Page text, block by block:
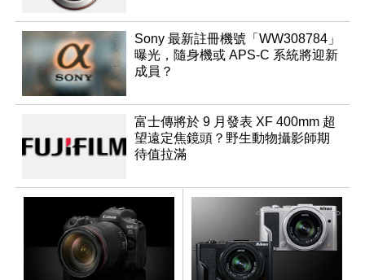
Sony 最新註冊機號「WW308784」
曝光，隨身機或 APS-C 系統將迎新
成員？
富士傳將於 9 月發表 XF 400mm 超
望遠定焦鏡頭？野生動物攝影師期
待值拉滿